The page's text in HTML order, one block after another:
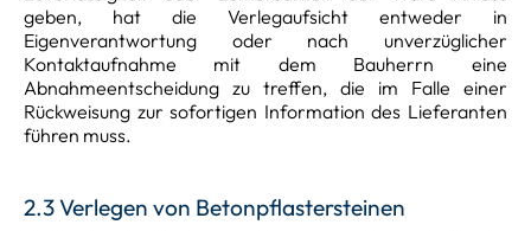
geben, hat die Verlegaufsicht entweder in
Eigenverantwortung oder nach unverzüglicher
Kontaktaufnahme mit dem Bauherrn eine
Abnahmeentscheidung zu treffen, die im Falle einer
Rückweisung zur sofortigen Information des Lieferanten
führen muss.
2.3 Verlegen von Betonpflastersteinen